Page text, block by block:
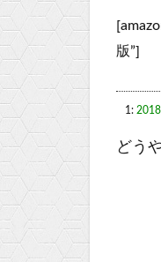
版”]
1:
どう